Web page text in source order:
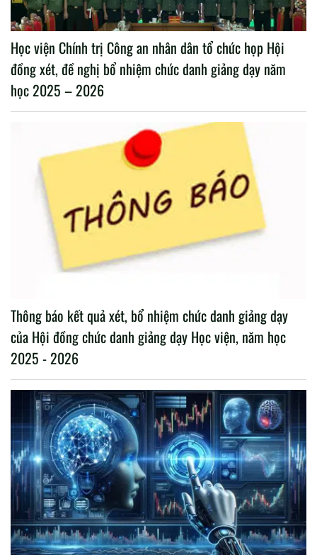
Học viện Chính trị Công an nhân dân tổ chức họp Hội
đồng xét, đề nghị bổ nhiệm chức danh giảng dạy năm
học 2025 – 2026
Thông báo kết quả xét, bổ nhiệm chức danh giảng dạy
của Hội đồng chức danh giảng dạy Học viện, năm học
2025 - 2026